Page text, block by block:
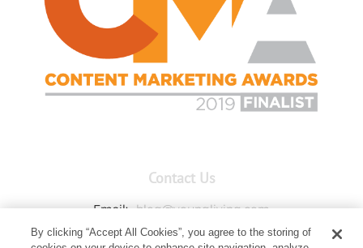
Contact Us
Email: blog@youngliving.com
Member Services: 1-800-371-3515
By clicking “Accept All Cookies”, you agree to the storing of